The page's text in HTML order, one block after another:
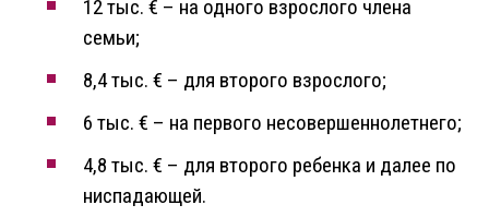
12 тыс. € – на одного взрослого члена
семьи;
8,4 тыс. € – для второго взрослого;
6 тыс. € – на первого несовершеннолетнего;
4,8 тыс. € – для второго ребенка и далее по
ниспадающей.